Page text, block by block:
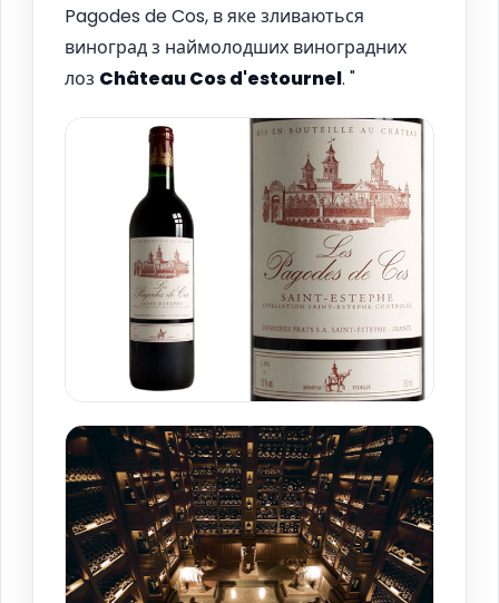
Pagodes de Cos, в яке зливаються
виноград з наймолодших виноградних
лоз Château Cos d'estournel. "